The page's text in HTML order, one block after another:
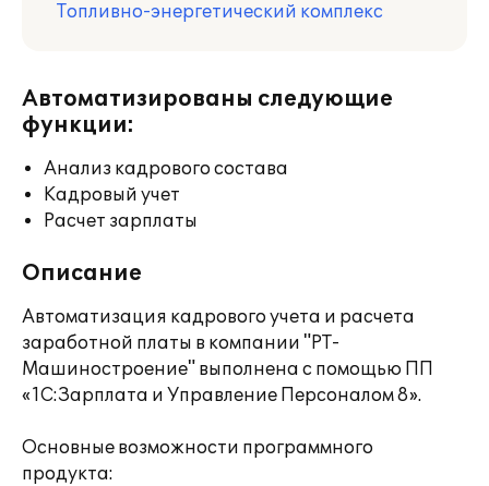
Топливно-энергетический комплекс
Автоматизированы следующие
функции:
Анализ кадрового состава
Кадровый учет
Расчет зарплаты
Описание
Автоматизация кадрового учета и расчета
заработной платы в компании "РТ-
Машиностроение" выполнена с помощью ПП
«1С:Зарплата и Управление Персоналом 8».
Основные возможности программного
продукта: